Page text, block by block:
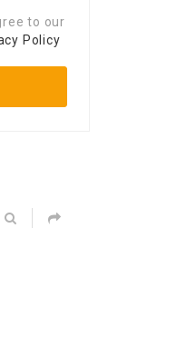
to our
Policy